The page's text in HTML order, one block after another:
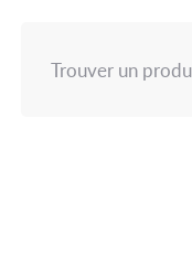
Rechercher :